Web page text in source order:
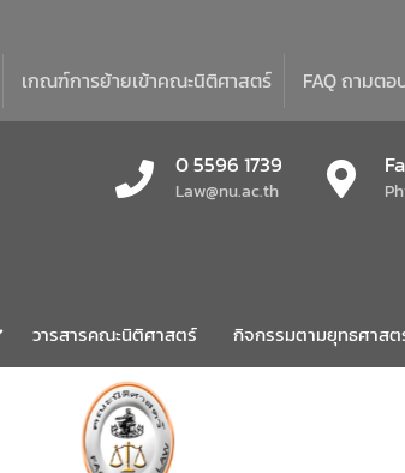
เกณฑ์การย้ายเข้าคณะนิติศาสตร์ FAQ ถามตอ
0 5596 1739
Law@nu.ac.th
วารสารคณะนิติศาสตร์ กิจกรรมตามยุทธศาส